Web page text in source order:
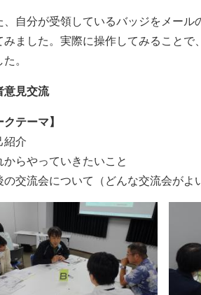
自分が受領しているバッジをメール
みました。実際に操作してみること
。
意見交流
クテーマ】
紹介
からやっていきたいこと
の交流会について（どんな交流会がよ